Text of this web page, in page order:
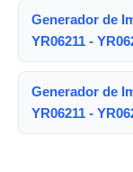
Generador de
YR06211 -
Generador de
YR06211 -